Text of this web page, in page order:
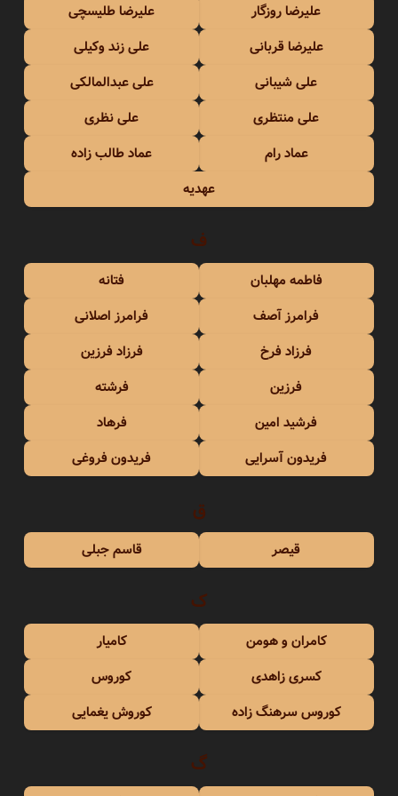
علیرضا روزگار
علیرضا طلیسچی
علیرضا قربانی
علی زند وکیلی
علی شیبانی
علی عبدالمالکی
علی منتظری
علی نظری
عماد رام
عماد طالب زاده
عهدیه
ف
فاطمه مهلبان
فتانه
فرامرز آصف
فرامرز اصلانی
فرزاد فرخ
فرزاد فرزین
فرزین
فرشته
فرشید امین
فرهاد
فریدون آسرایی
فریدون فروغی
ق
قیصر قاسم جبلی
ک
کامران و هومن
کامیار
کسری زاهدی
کوروس
کوروس سرهنگ زاده
کوروش یغمایی
گ